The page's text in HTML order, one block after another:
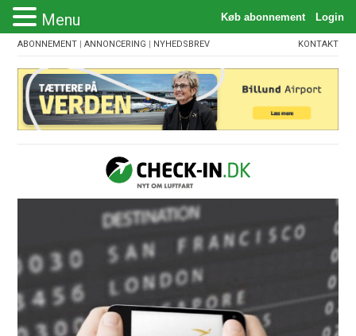
ABONNEMENT |ANNONCERING | NYHEDSBREV KONTAKT
Menu